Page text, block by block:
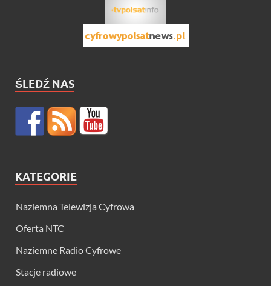
ŚLEDŹ NAS
KATEGORIE
Naziemna Telewizja Cyfrowa
Oferta NTC
Naziemne Radio Cyfrowe
Stacje radiowe